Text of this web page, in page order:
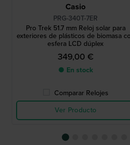
Casio
PRG-340T-7ER
Pro Trek 51.7 mm Reloj solar para
exteriores de plásticos de biomasa
esfera LCD dúplex
349,00 €
● En stock
Comparar Relojes
Ver Producto